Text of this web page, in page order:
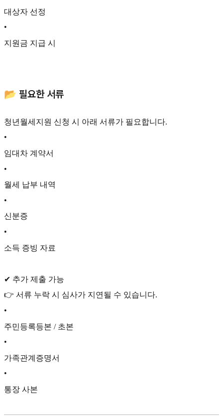
대상자 선정
•
지원금 지급 시
📂 필요한 서류
청년월세지원 신청 시 아래 서류가 필요합니다.
•
임대차 계약서
•
월세 납부 내역
•
신분증
•
소득 증빙 자료
✔ 추가 제출 가능
👉 서류 누락 시 심사가 지연될 수 있습니다.
•
주민등록등본 / 초본
•
가족관계증명서
•
통장 사본